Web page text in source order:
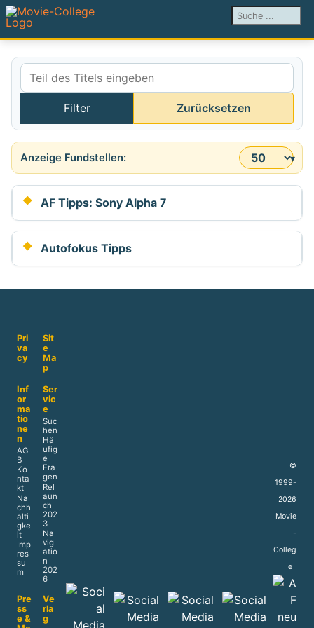
Suchen ...
Teil des Titels eingeben
Filter Zurücksetzen
Anzeige #
AF Tipps: Sony Alpha 7
Autofokus Tipps
Pri
va
cy
Sit
e
Ma
p
Inf
or
ma
tio
ne
n
AG
B
Ko
nta
kt
Na
chh
alti
gke
it
Imp
res
su
m
Ser
vic
e
Suc
hen
Hä
ufig
e
Fra
gen
Rel
aun
ch
202
3
Na
vig
atio
n
202
6
Pre
ss
e &
Ve
rla
g
©
1999-
2026
Movie
-
Colleg
e